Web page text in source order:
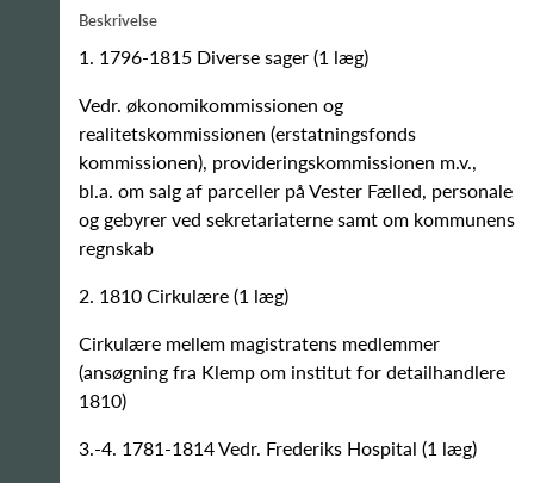
Beskrivelse
1. 1796-1815 Diverse sager (1 læg)
Vedr. økonomikommissionen og
realitetskommissionen (erstatningsfonds
kommissionen), provideringskommissionen m.v.,
bl.a. om salg af parceller på Vester Fælled, personale
og gebyrer ved sekretariaterne samt om kommunens
regnskab
2. 1810 Cirkulære (1 læg)
Cirkulære mellem magistratens medlemmer
(ansøgning fra Klemp om institut for detailhandlere
1810)
3.-4. 1781-1814 Vedr. Frederiks Hospital (1 læg)